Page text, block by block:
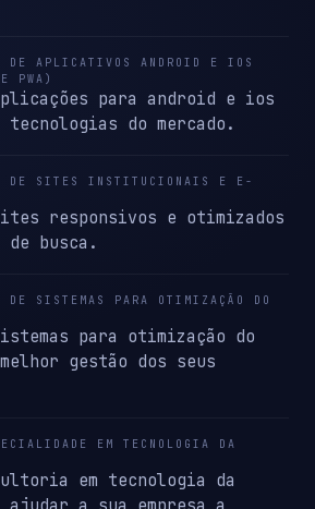
DE APLICATIVOS ANDROID E IOS
PWA)
para android e ios
tecnologias do mercado.
DE SITES INSTITUCIONAIS E E-
responsivos e otimizados
de busca.
DE SISTEMAS PARA OTIMIZAÇÃO DO
para otimização do
gestão dos seus
EM TECNOLOGIA DA
em tecnologia da